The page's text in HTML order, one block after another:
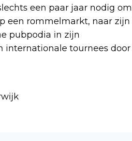
een paar jaar nodig om
een rommelmarkt, naar zijn
pubpodia in zijn
internationale tournees door